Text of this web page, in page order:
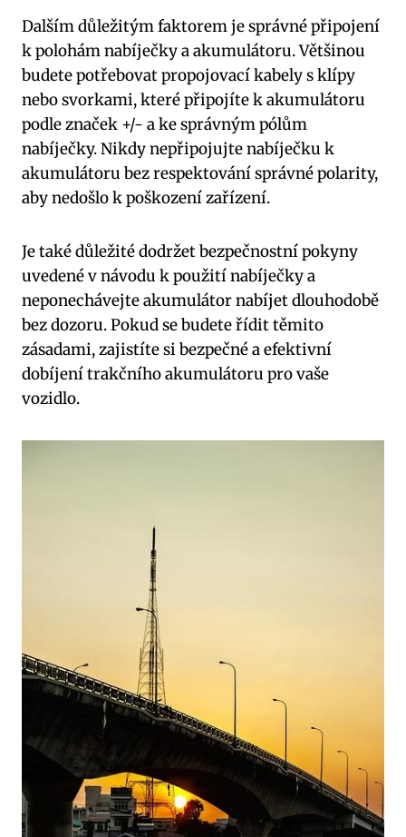
Dalším důležitým faktorem je správné připojení
k polohám nabíječky a akumulátoru. Většinou
budete potřebovat propojovací kabely s klípy
nebo svorkami, které připojíte k akumulátoru
podle značek +/- a ke správným pólům
nabíječky. Nikdy nepřipojujte nabíječku k
akumulátoru bez respektování správné polarity,
aby nedošlo k poškození zařízení.
Je také důležité dodržet bezpečnostní pokyny
uvedené v návodu k použití nabíječky a
neponechávejte akumulátor nabíjet dlouhodobě
bez dozoru. Pokud se budete řídit těmito
zásadami, zajistíte si bezpečné a efektivní
dobíjení trakčního akumulátoru pro vaše
vozidlo.